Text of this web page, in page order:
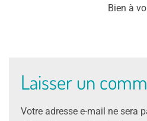
Bien à
Laisser un
Votre adresse e-mail ne sera